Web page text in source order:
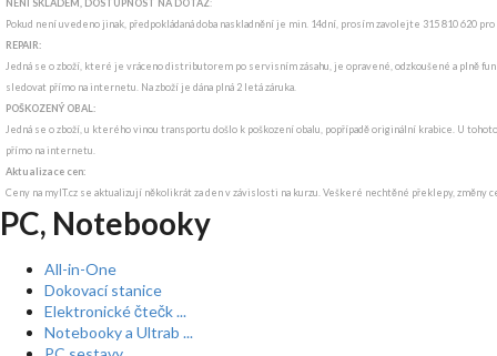
NENÍ SKLADEM, DOSTUPNOST NA DOTAZ:
Pokud není uvedeno jinak, předpokládaná doba naskladnění je min. 14dní, prosím zavolejte 315 810 620
REPAIR:
Jedná se o zboží, které je vráceno distributorem po servisním zásahu, je opravené, odzkoušené a plně
sledovat přímo na internetu. Na zboží je dána plná 2 letá záruka.
POŠKOZENÝ OBAL:
Jedná se o zboží, u kterého vinou transportu došlo k poškození obalu, popřípadě originální krabice. U
přímo na internetu.
Aktualizace cen:
Ceny na myIT.cz se aktualizují několikrát za den v závislosti na kurzu. Veškeré nechtěné překlepy, změny
PC, Notebooky
All-in-One
Dokovací stanice
Elektronické čtečk ...
Notebooky a Ultrab ...